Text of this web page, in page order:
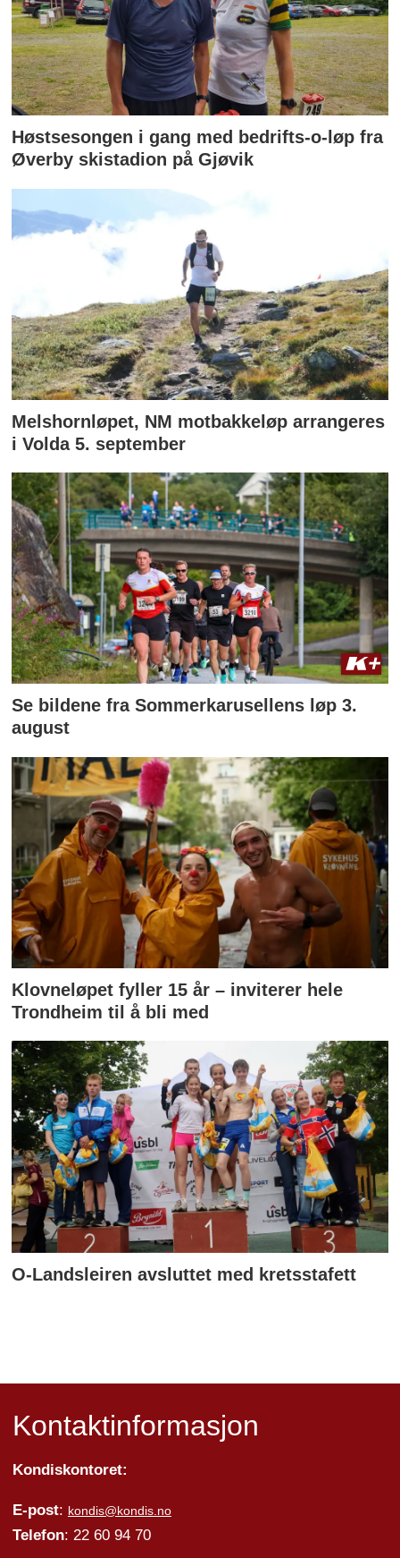
Høstsesongen i gang med bedrifts-o-løp fra
Øverby skistadion på Gjøvik
Melshornløpet, NM motbakkeløp arrangeres
i Volda 5. september
Se bildene fra Sommerkarusellens løp 3.
august
Klovneløpet fyller 15 år – inviterer hele
Trondheim til å bli med
O-Landsleiren avsluttet med kretsstafett
Kontaktinformasjon
Kondiskontoret:
E-post: kondis@kondis.no
Telefon: 22 60 94 70